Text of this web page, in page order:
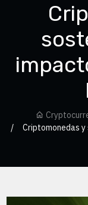
Criptomonedas